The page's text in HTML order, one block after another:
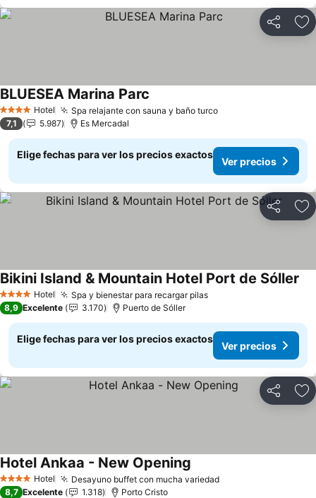
Compartir
4 EstrellasHotel Spa relajante con sauna y baño turco
BLUESEA Marina Parc
7,1 5.987 Es Mercadal
Elige fechas para ver los precios exactos
Ver precios
Compartir
4 EstrellasHotel Spa y bienestar para recargar pilas
Bikini Island & Mountain Hotel Port de Sóller
8,9 Excelente 3.170 Puerto de Sóller
Elige fechas para ver los precios exactos
Ver precios
Compartir
4 EstrellasHotel Desayuno buffet con mucha variedad
Hotel Ankaa - New Opening
8,7 Excelente 1.318 Porto Cristo